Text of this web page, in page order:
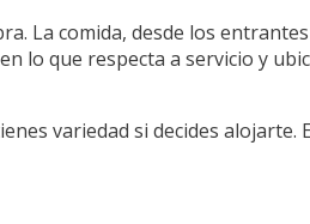
La comida, desde los
en lo que respecta a servicio y
variedad si decides alojarte.